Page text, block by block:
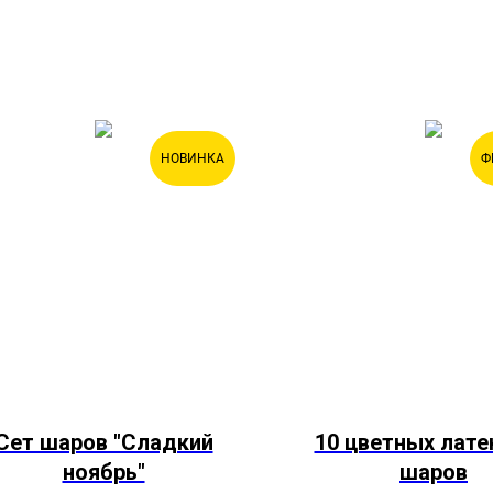
НОВИНКА
шаров "Сладкий
ноябрь"
10 цветных
шаров